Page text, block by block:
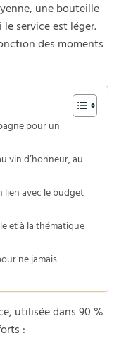
une bouteille
le service est léger.
des moments
pour un
vin d’honneur, au
lien avec le budget
et à la thématique
ne jamais
utilisée dans 90 %
: